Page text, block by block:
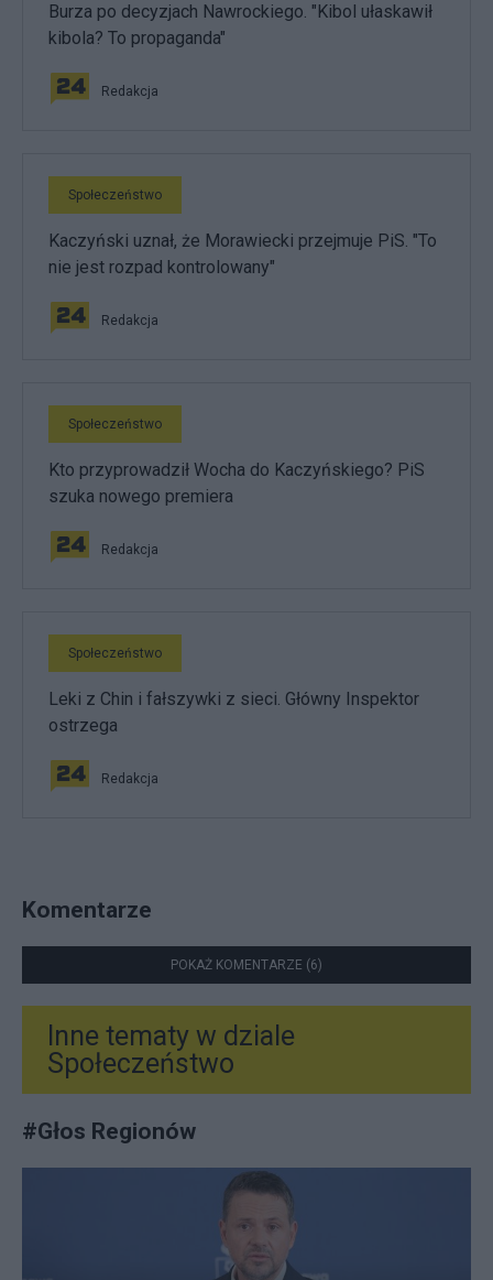
Burza po decyzjach Nawrockiego. "Kibol ułaskawił
kibola? To propaganda"
Redakcja
Społeczeństwo
Kaczyński uznał, że Morawiecki przejmuje PiS. "To
nie jest rozpad kontrolowany"
Redakcja
Społeczeństwo
Kto przyprowadził Wocha do Kaczyńskiego? PiS
szuka nowego premiera
Redakcja
Społeczeństwo
Leki z Chin i fałszywki z sieci. Główny Inspektor
ostrzega
Redakcja
Komentarze
POKAŻ KOMENTARZE (6)
Inne tematy w dziale
Społeczeństwo
#Głos Regionów